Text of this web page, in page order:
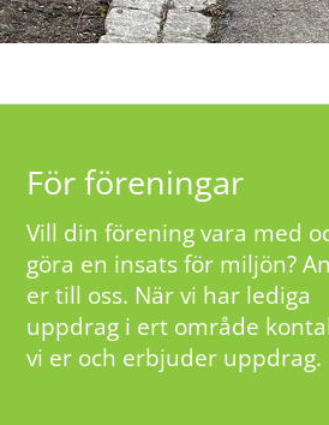
För föreningar
Vill din förening vara med
göra en insats för miljön?
er till oss. När vi har lediga
uppdrag i ert område
vi er och erbjuder uppdrag.